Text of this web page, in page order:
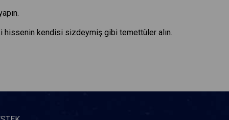
hissenin kendisi sizdeymiş gibi temettüler alın.